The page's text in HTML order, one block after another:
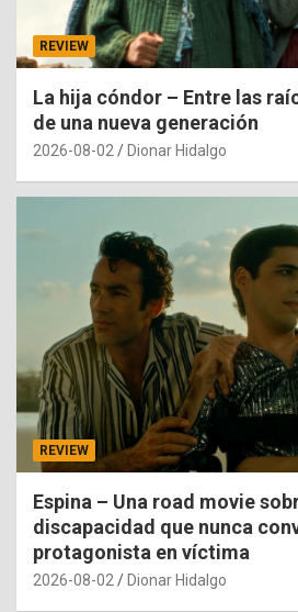
REVIEW
La hija cóndor – Entre las
de una nueva generación
2026-08-02 Dionar Hidalgo
REVIEW
Espina – Una road movie
discapacidad que nunca
protagonista en víctima
2026-08-02 Dionar Hidalgo